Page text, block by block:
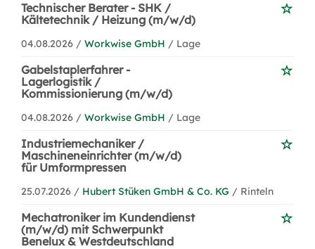
Technischer Berater - SHK /
Kältetechnik / Heizung (m/w/d)
04.08.2026 / Workwise GmbH / Lage
Gabelstaplerfahrer -
Lagerlogistik /
Kommissionierung (m/w/d)
04.08.2026 / Workwise GmbH / Lage
Industriemechaniker /
Maschineneinrichter (m/w/d)
für Umformpressen
25.07.2026 / Hubert Stüken GmbH & Co. KG / Rinteln
Mechatroniker im Kundendienst
(m/w/d) mit Schwerpunkt
Benelux & Westdeutschland